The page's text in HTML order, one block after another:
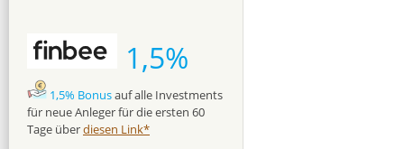
1,5%
1,5% Bonusauf alle Investments
für neue Anleger für die ersten 60
Tage überdiesen Link*